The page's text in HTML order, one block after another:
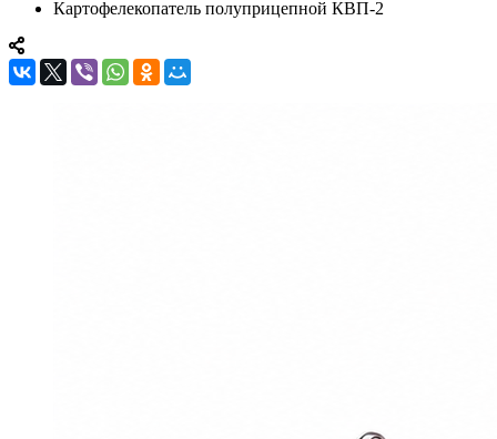
Картофелекопатель полуприцепной КВП-2